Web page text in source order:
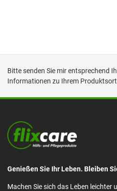
Bitte senden Sie mir entsprechend
Informationen zu Ihrem
Genießen Sie Ihr Leben. Bleiben
Machen Sie sich das Leben leichter